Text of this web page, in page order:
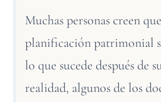
Muchas personas creen
planificación patrimonial
lo que sucede después de
realidad, algunos de los